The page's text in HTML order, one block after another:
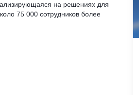
на решениях для
75 000 сотрудников более